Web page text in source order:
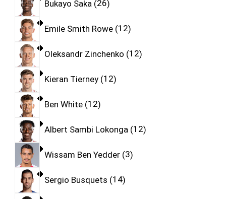
Bukayo Saka 26
Emile Smith Rowe 12
Oleksandr Zinchenko 12
Kieran Tierney 12
Ben White 12
Albert Sambi Lokonga 12
Wissam Ben Yedder 3
Sergio Busquets 14